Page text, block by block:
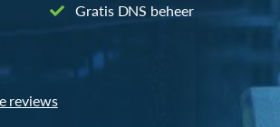
Gratis DNS beheer
reviews